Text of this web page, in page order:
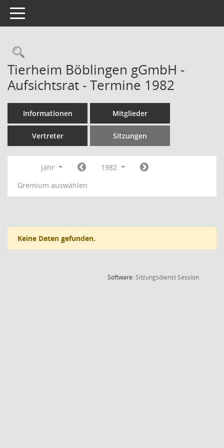
Toggle navigation
Rechercheauswahl
Tierheim Böblingen gGmbH -
Aufsichtsrat - Termine 1982
Informationen Mitglieder
Vertreter Sitzungen
Jahr
1982
Gremium auswählen
Keine Daten gefunden.
Software:SitzungsdienstSession(Wird in